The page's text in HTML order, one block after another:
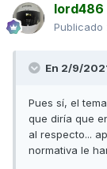
lord486
Publicado
En 2/9/
Pues sí, el
que diría que
al respecto...
normativa le